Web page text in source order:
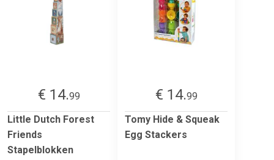
€ 14.99
Little Dutch Forest
Friends
Stapelblokken
€ 14.99
Tomy Hide & Squeak
Egg Stackers